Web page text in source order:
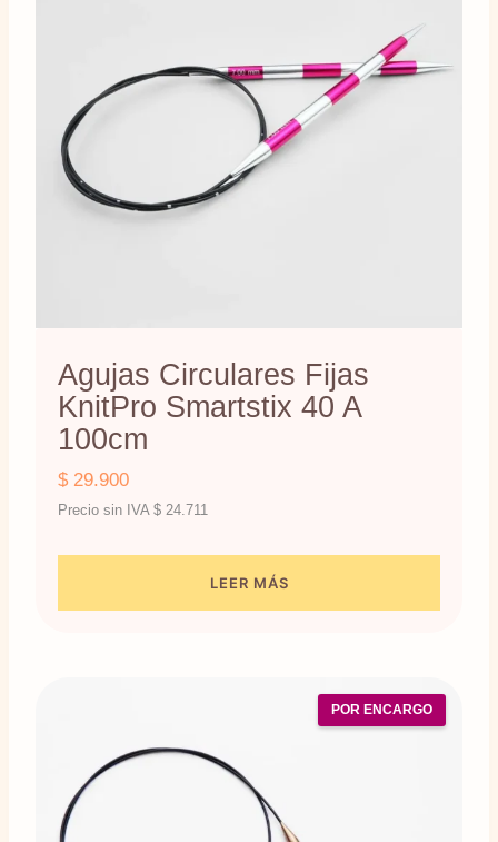
Agujas Circulares Fijas
KnitPro Smartstix 40 A
100cm
$ 29.900
Precio sin IVA $ 24.711
LEER MÁS
POR ENCARGO